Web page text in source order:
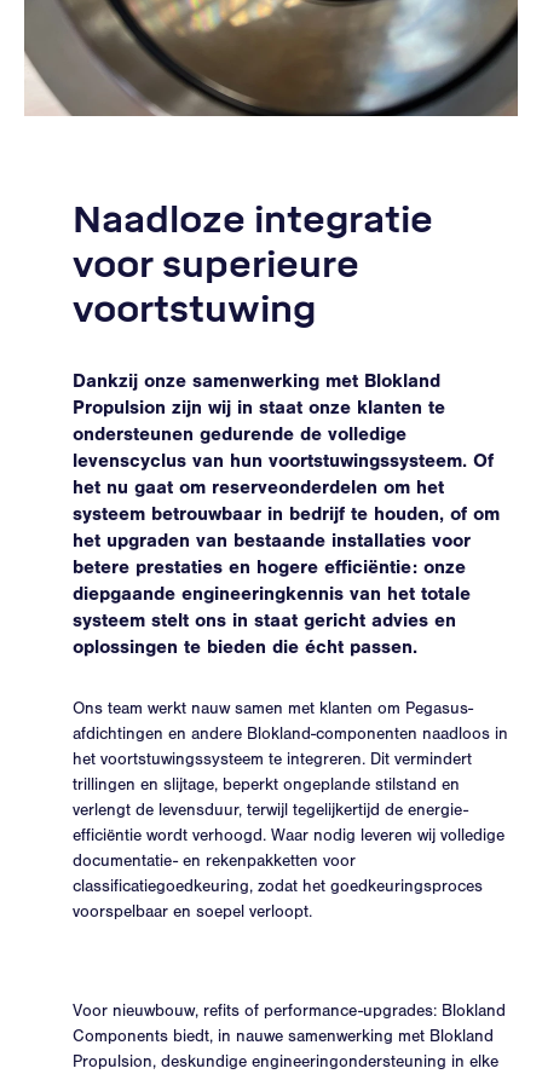
Naadloze integratie
voor superieure
voortstuwing
Dankzij onze samenwerking met Blokland
Propulsion zijn wij in staat onze klanten te
ondersteunen gedurende de volledige
levenscyclus van hun voortstuwingssysteem. Of
het nu gaat om reserveonderdelen om het
systeem betrouwbaar in bedrijf te houden, of om
het upgraden van bestaande installaties voor
betere prestaties en hogere efficiëntie: onze
diepgaande engineeringkennis van het totale
systeem stelt ons in staat gericht advies en
oplossingen te bieden die écht passen.
Ons team werkt nauw samen met klanten om Pegasus-
afdichtingen en andere Blokland-componenten naadloos in
het voortstuwingssysteem te integreren. Dit vermindert
trillingen en slijtage, beperkt ongeplande stilstand en
verlengt de levensduur, terwijl tegelijkertijd de energie-
efficiëntie wordt verhoogd. Waar nodig leveren wij volledige
documentatie- en rekenpakketten voor
classificatiegoedkeuring, zodat het goedkeuringsproces
voorspelbaar en soepel verloopt.
Voor nieuwbouw, refits of performance-upgrades: Blokland
Components biedt, in nauwe samenwerking met Blokland
Propulsion, deskundige engineeringondersteuning in elke